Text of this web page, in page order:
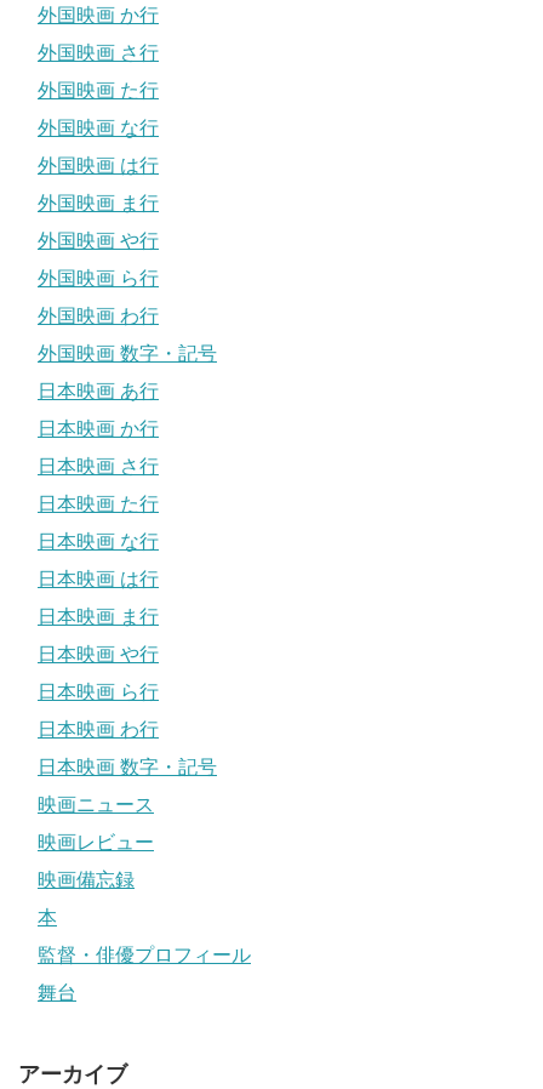
外国映画 か行
外国映画 さ行
外国映画 た行
外国映画 な行
外国映画 は行
外国映画 ま行
外国映画 や行
外国映画 ら行
外国映画 わ行
外国映画 数字・記号
日本映画 あ行
日本映画 か行
日本映画 さ行
日本映画 た行
日本映画 な行
日本映画 は行
日本映画 ま行
日本映画 や行
日本映画 ら行
日本映画 わ行
日本映画 数字・記号
映画ニュース
映画レビュー
映画備忘録
本
監督・俳優プロフィール
舞台
アーカイブ